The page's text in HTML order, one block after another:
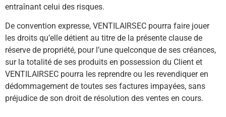
entraînant celui des risques.
De convention expresse, VENTILAIRSEC pourra faire jouer
les droits qu’elle détient au titre de la présente clause de
réserve de propriété, pour l’une quelconque de ses créances,
sur la totalité de ses produits en possession du Client et
VENTILAIRSEC pourra les reprendre ou les revendiquer en
dédommagement de toutes ses factures impayées, sans
préjudice de son droit de résolution des ventes en cours.